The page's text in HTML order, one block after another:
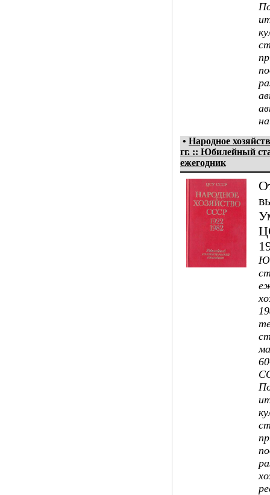
• Народное
гг. :: Юбилейный
ежегодник